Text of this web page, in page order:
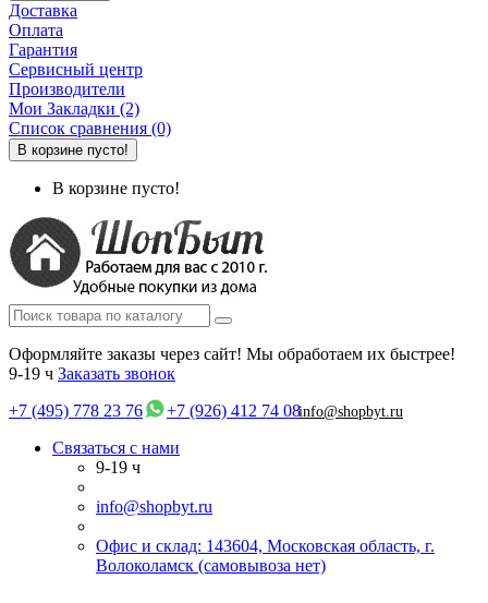
Доставка
Оплата
Гарантия
Сервисный центр
Производители
Мои Закладки (2)
Список сравнения (0)
В корзине пусто!
В корзине пусто!
Оформляйте заказы через сайт! Мы обработаем их быстрее!
9-19 ч Заказать звонок
+7 (495) 778 23 76
+7 (926) 412 74 08info@shopbyt.ru
Связаться с нами
9-19 ч
info@shopbyt.ru
Офис и склад: 143604, Московская область, г.
Волоколамск (самовывоза нет)